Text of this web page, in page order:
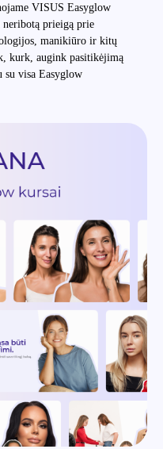
VISUS Easyglow
prieigą prie
manikiūro ir kitų
kurk, augink pasitikėjimą
su visa Easyglow